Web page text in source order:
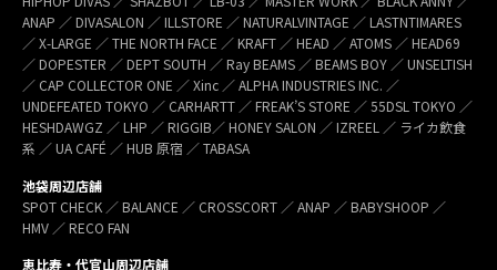
ANAP ／ DIVASALON ／ ILLSTORE ／ NATURALVINTAGE ／ LASTNTIMARES
／ X-LARGE ／ THE NORTH FACE ／ KRAFT ／ HEAD ／ ATOMS ／ HEAD69
／ DOPESTER ／ DEPT SOUTH ／ Ray BEAMS ／ BEAMS BOY ／ UNSELTISH
／ CAP COLLECTOR ONE ／ Xinc ／ ALPHA INDUSTRIES INC. ／
UNDEFEATED TOKYO ／ CARHARTT ／ FREAK’S STORE ／ 55DSL TOKYO ／
HESHDAWGZ ／ LHP ／ RIGGIB／ HONEY SALON ／ IZREEL ／ ライカ飲食
系 ／ UA CAFÉ ／ HUB 原宿 ／ TABASA
池袋周辺店舗
SPOT CHECK ／ BALANCE ／ CROSSCORT ／ ANAP ／ BABYSHOOP ／
HMV ／ RECO FAN
恵比寿・代官山周辺店舗